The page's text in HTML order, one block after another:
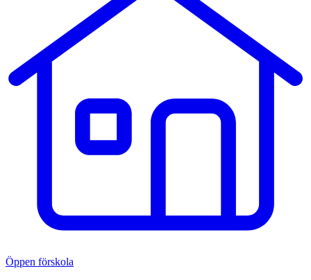
Öppen förskola